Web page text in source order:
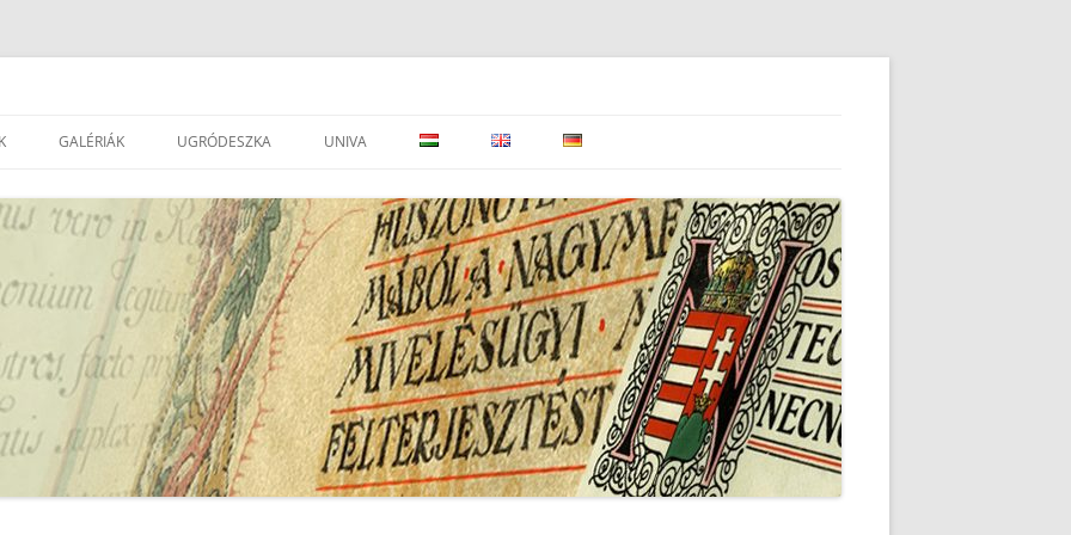
SZÉCSÉNYI M.: A RENDSZERVÁLTÁS
GYŰJTEMÉNY ARCHÍVUM
GALÉRIÁK
ESEMÉNYEK
UGRÓDESZKA
PORTÁLOK
TÁRSEGYESÜLETEK, INTÉZMÉNYEK
LEVÉLTÁRI, TÖRTÉNELMI
FOLYÓIRATOK
UNIVA
EAD IMPORTÁLÁSI SEGÉDLET ⇒
ATOM KÉZIKÖNYV
UNIVA FONDJEGYZÉK PÁLYÁZAT
UNIVA – DÁTUM JAVÍTÁS